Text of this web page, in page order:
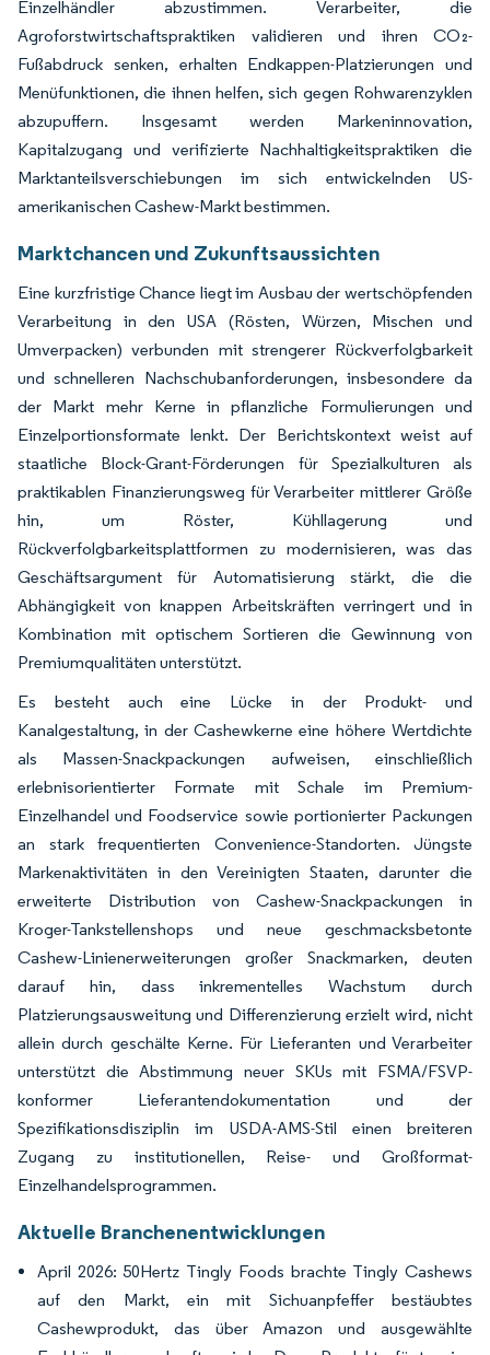
Einzelhändler abzustimmen. Verarbeiter, die
Agroforstwirtschaftspraktiken validieren und ihren CO₂-
Fußabdruck senken, erhalten Endkappen-Platzierungen und
Menüfunktionen, die ihnen helfen, sich gegen Rohwarenzyklen
abzupuffern. Insgesamt werden Markeninnovation,
Kapitalzugang und verifizierte Nachhaltigkeitspraktiken die
Marktanteilsverschiebungen im sich entwickelnden US-
amerikanischen Cashew-Markt bestimmen.
Marktchancen und Zukunftsaussichten
Eine kurzfristige Chance liegt im Ausbau der wertschöpfenden
Verarbeitung in den USA (Rösten, Würzen, Mischen und
Umverpacken) verbunden mit strengerer Rückverfolgbarkeit
und schnelleren Nachschubanforderungen, insbesondere da
der Markt mehr Kerne in pflanzliche Formulierungen und
Einzelportionsformate lenkt. Der Berichtskontext weist auf
staatliche Block-Grant-Förderungen für Spezialkulturen als
praktikablen Finanzierungsweg für Verarbeiter mittlerer Größe
hin, um Röster, Kühllagerung und
Rückverfolgbarkeitsplattformen zu modernisieren, was das
Geschäftsargument für Automatisierung stärkt, die die
Abhängigkeit von knappen Arbeitskräften verringert und in
Kombination mit optischem Sortieren die Gewinnung von
Premiumqualitäten unterstützt.
Es besteht auch eine Lücke in der Produkt- und
Kanalgestaltung, in der Cashewkerne eine höhere Wertdichte
als Massen-Snackpackungen aufweisen, einschließlich
erlebnisorientierter Formate mit Schale im Premium-
Einzelhandel und Foodservice sowie portionierter Packungen
an stark frequentierten Convenience-Standorten. Jüngste
Markenaktivitäten in den Vereinigten Staaten, darunter die
erweiterte Distribution von Cashew-Snackpackungen in
Kroger-Tankstellenshops und neue geschmacksbetonte
Cashew-Linienerweiterungen großer Snackmarken, deuten
darauf hin, dass inkrementelles Wachstum durch
Platzierungsausweitung und Differenzierung erzielt wird, nicht
allein durch geschälte Kerne. Für Lieferanten und Verarbeiter
unterstützt die Abstimmung neuer SKUs mit FSMA/FSVP-
konformer Lieferantendokumentation und der
Spezifikationsdisziplin im USDA-AMS-Stil einen breiteren
Zugang zu institutionellen, Reise- und Großformat-
Einzelhandelsprogrammen.
Aktuelle Branchenentwicklungen
April 2026: 50Hertz Tingly Foods brachte Tingly Cashews
auf den Markt, ein mit Sichuanpfeffer bestäubtes
Cashewprodukt, das über Amazon und ausgewählte